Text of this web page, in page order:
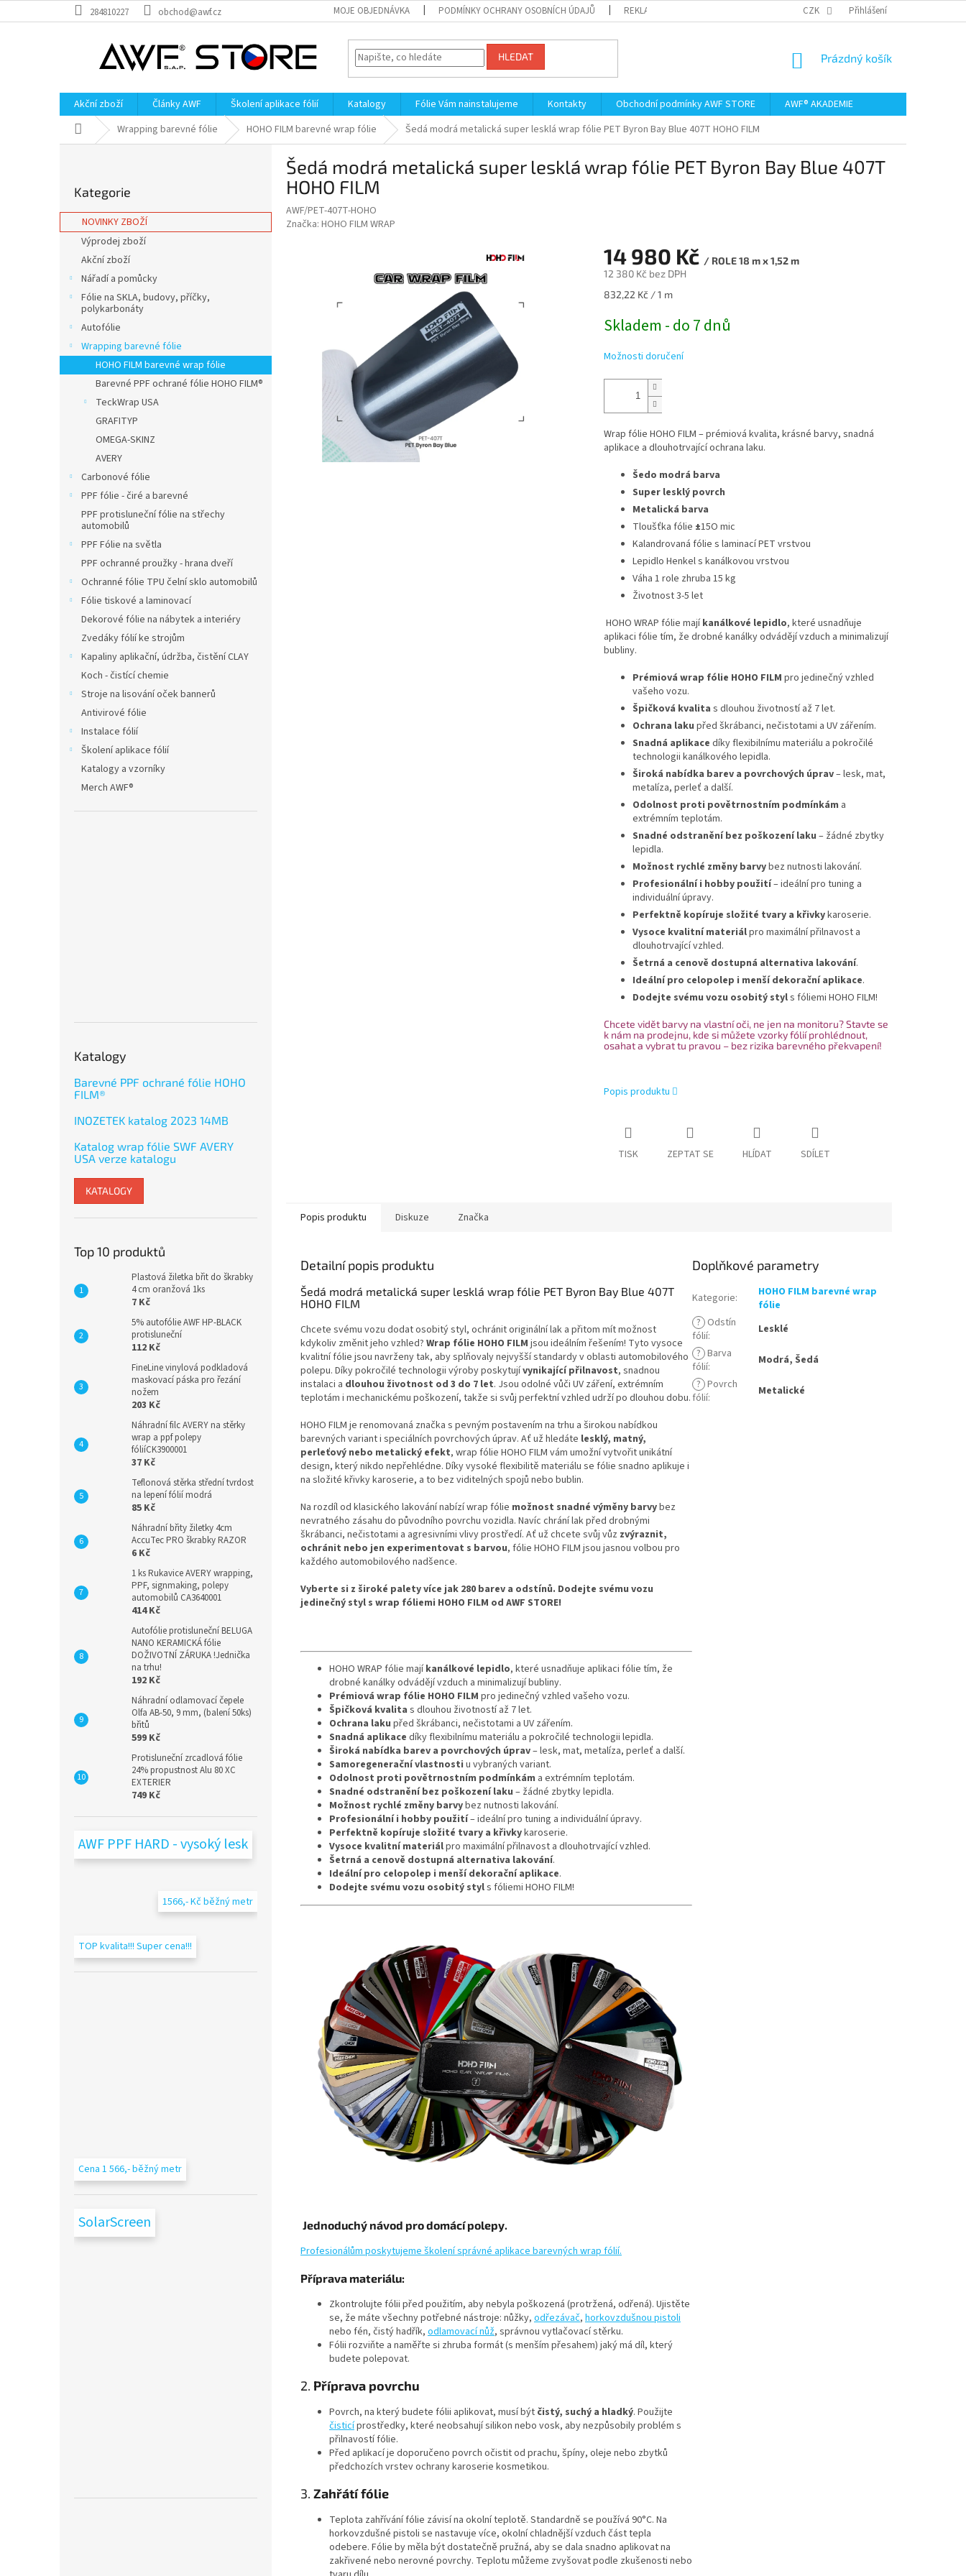
na
284810227 obchod@awf.cz MOJE OBJEDNÁVKA PODMÍNKY OCHRANY OSOBNÍCH ÚDAJŮ REKLAMACE A VRÁCENÍ ZBOŽÍ CZK Přihlášení
HLEDAT
NÁKUPNÍ
Prázdný košík
Akční zboží Články AWF Školení aplikace fólií Katalogy Fólie Vám nainstalujeme Kontakty Obchodní podmínky AWF STORE
AWF® AKADEMIE
Domů Wrapping barevné fólie HOHO FILM barevné wrap fólie Šedá modrá metalická super lesklá wrap fólie PET Byron Bay Blue 407T HOHO FILM
r
a
l
kategorie
Kategorie
NOVINKY ZBOŽÍ
Výprodej zboží
Akční zboží
Nářadí a pomůcky
Fólie na SKLA, budovy, příčky,
polykarbonáty
Autofólie
Wrapping barevné fólie
HOHO FILM barevné wrap fólie
Barevné PPF ochrané fólie HOHO FILM®
TeckWrap USA
GRAFITYP
OMEGA-SKINZ
AVERY
Carbonové fólie
PPF fólie - čiré a barevné
PPF protisluneční fólie na střechy
automobilů
PPF Fólie na světla
PPF ochranné proužky - hrana dveří
Ochranné fólie TPU čelní sklo automobilů
Fólie tiskové a laminovací
Dekorové fólie na nábytek a interiéry
Zvedáky fólií ke strojům
Kapaliny aplikační, údržba, čistění CLAY
Koch - čistící chemie
Stroje na lisování oček bannerů
Antivirové fólie
Instalace fólií
Školení aplikace fólií
Katalogy a vzorníky
Merch AWF®
Katalogy
Barevné PPF ochrané fólie HOHO
FILM®
INOZETEK katalog 2023 14MB
Katalog wrap fólie SWF AVERY
USA verze katalogu
KATALOGY
Top 10 produktů
Plastová žiletka břit do škrabky
4 cm oranžová 1ks
7 Kč
5% autofólie AWF HP-BLACK
protisluneční
112 Kč
FineLine vinylová podkladová
maskovací páska pro řezání
nožem
203 Kč
Náhradní filc AVERY na stěrky
wrap a ppf polepy
fóliíCK3900001
37 Kč
Teflonová stěrka střední tvrdost
na lepení fólií modrá
85 Kč
Náhradní břity žiletky 4cm
AccuTec PRO škrabky RAZOR
6 Kč
1 ks Rukavice AVERY wrapping,
PPF, signmaking, polepy
automobilů CA3640001
414 Kč
Autofólie protisluneční BELUGA
NANO KERAMICKÁ fólie
DOŽIVOTNÍ ZÁRUKA !Jednička
na trhu!
192 Kč
Náhradní odlamovací čepele
Olfa AB-50, 9 mm, (balení 50ks)
břitů
599 Kč
Protisluneční zrcadlová fólie
24% propustnost Alu 80 XC
EXTERIER
749 Kč
AWF PPF HARD - vysoký lesk
TOP kvalita!!! Super cena!!!
1566,- Kč běžný metr
Cena 1 566,- běžný metr
SolarScreen
Šedá modrá metalická super lesklá wrap fólie PET Byron Bay Blue 407T
HOHO FILM
AWF/PET-407T-HOHO
Značka: HOHO FILM WRAP
14 980 Kč / ROLE 18 m x 1,52 m
12 380 Kč bez DPH
Měrná
832,22 Kč / 1 m
Skladem - do 7 dnů
Možnosti doručení
Wrap fólie HOHO FILM – prémiová kvalita, krásné barvy, snadná
aplikace a dlouhotrvající ochrana laku.
Šedo modrá barva
Super lesklý povrch
Metalická barva
Tloušťka fólie ±15O mic
Kalandrovaná fólie s laminací PET vrstvou
Lepidlo Henkel s kanálkovou vrstvou
Váha 1 role zhruba 15 kg
Životnost 3-5 let
HOHO WRAP fólie majíkanálkové lepidlo, které usnadňuje
aplikaci fólie tím, že drobné kanálky odvádějí vzduch a minimalizují
bubliny.
Prémiová wrap fólie HOHO FILM pro jedinečný vzhled
vašeho vozu.
Špičková kvalita s dlouhou životností až 7 let.
Ochrana laku před škrábanci, nečistotami a UV zářením.
Snadná aplikace díky flexibilnímu materiálu a pokročilé
technologii kanálkového lepidla.
Široká nabídka barev a povrchových úprav– lesk, mat,
metalíza, perleť a další.
Odolnost proti povětrnostním podmínkám a
extrémním teplotám.
Snadné odstranění bez poškození laku – žádné zbytky
lepidla.
Možnost rychlé změny barvybez nutnosti lakování.
Profesionální i hobby použití– ideální pro tuning a
individuální úpravy.
Perfektně kopíruje složité tvary a křivkykaroserie.
Vysoce kvalitní materiálpro maximální přilnavost a
dlouhotrvající vzhled.
Šetrná a cenově dostupná alternativa lakování.
Ideální pro celopolep i menší dekorační aplikace.
Dodejte svému vozu osobitý styls fóliemi HOHO FILM!
Chcete vidět barvy na vlastní oči, ne jen na monitoru? Stavte se
k nám na prodejnu, kde si můžete vzorky fólií prohlédnout,
osahat a vybrat tu pravou – bez rizika barevného překvapení!
Popis produktu
TISK ZEPTAT SE HLÍDAT SDÍLET
Popis produktu Diskuze Značka
Detailní popis produktu
Šedá modrá metalická super lesklá wrap fólie PET Byron Bay Blue 407T
HOHO FILM
Chcete svému vozu dodat osobitý styl, ochránit originální lak a přitom mít možnost
kdykoliv změnit jeho vzhled? Wrap fólie HOHO FILM jsou ideálním řešením! Tyto vysoce
kvalitní fólie jsou navrženy tak, aby splňovaly nejvyšší standardy v oblasti automobilového
polepu. Díky pokročilé technologii výroby poskytujívynikající přilnavost, snadnou
instalaci a dlouhou životnost od 3 do 7 let. Jsou odolné vůči UV záření, extrémním
teplotám i mechanickému poškození, takže si svůj perfektní vzhled udrží po dlouhou dobu.
HOHO FILM je renomovaná značka s pevným postavením na trhu a širokou nabídkou
barevných variant i speciálních povrchových úprav. Ať už hledáte lesklý, matný,
perleťový nebo metalický efekt, wrap fólie HOHO FILM vám umožní vytvořit unikátní
design, který nikdo nepřehlédne. Díky vysoké flexibilitě materiálu se fólie snadno aplikuje i
na složité křivky karoserie, a to bez viditelných spojů nebo bublin.
Na rozdíl od klasického lakování nabízí wrap fólie možnost snadné výměny barvybez
nevratného zásahu do původního povrchu vozidla. Navíc chrání lak před drobnými
škrábanci, nečistotami a agresivními vlivy prostředí. Ať už chcete svůj vůz zvýraznit,
ochránit nebo jen experimentovat s barvou, fólie HOHO FILM jsou jasnou volbou pro
každého automobilového nadšence.
Vyberte si z široké palety více jak 280 barev a odstínů. Dodejte svému vozu
jedinečný styl s wrap fóliemi HOHO FILM od AWF STORE!
HOHO WRAP fólie majíkanálkové lepidlo, které usnadňuje aplikaci fólie tím, že
drobné kanálky odvádějí vzduch a minimalizují bubliny.
Prémiová wrap fólie HOHO FILM pro jedinečný vzhled vašeho vozu.
Špičková kvalita s dlouhou životností až 7 let.
Ochrana laku před škrábanci, nečistotami a UV zářením.
Snadná aplikace díky flexibilnímu materiálu a pokročilé technologii lepidla.
Široká nabídka barev a povrchových úprav– lesk, mat, metalíza, perleť a další.
Samoregenerační vlastnosti u vybraných variant.
Odolnost proti povětrnostním podmínkám a extrémním teplotám.
Snadné odstranění bez poškození laku – žádné zbytky lepidla.
Možnost rychlé změny barvybez nutnosti lakování.
Profesionální i hobby použití– ideální pro tuning a individuální úpravy.
Perfektně kopíruje složité tvary a křivkykaroserie.
Vysoce kvalitní materiálpro maximální přilnavost a dlouhotrvající vzhled.
Šetrná a cenově dostupná alternativa lakování.
Ideální pro celopolep i menší dekorační aplikace.
Dodejte svému vozu osobitý styls fóliemi HOHO FILM!
Jednoduchý návod pro domácí polepy.
Profesionálům poskytujeme školení správné aplikace barevných wrap fólií.
Příprava materiálu:
Zkontrolujte fólii před použitím, aby nebyla poškozená (protržená, odřená). Ujistěte
se, že máte všechny potřebné nástroje: nůžky, odřezávač, horkovzdušnou pistoli
nebo fén, čistý hadřík, odlamovací nůž, správnou vytlačovací stěrku.
Fólii rozviňte a naměřte si zhruba formát (s menším přesahem) jaký má díl, který
budete polepovat.
2. Příprava povrchu
Povrch, na který budete fólii aplikovat, musí být čistý, suchý a hladký. Použijte
čisticíprostředky, které neobsahují silikon nebo vosk, aby nezpůsobily problém s
přilnavostí fólie.
Před aplikací je doporučeno povrch očistit od prachu, špíny, oleje nebo zbytků
předchozích vrstev ochrany karoserie kosmetikou.
3. Zahřátí fólie
Teplota zahřívání fólie závisí na okolní teplotě. Standardně se používá 90°C. Na
horkovzdušné pistoli se nastavuje více, okolní chladnější vzduch část tepla
odebere. Fólie by měla být dostatečně pružná, aby se dala snadno aplikovat na
zakřivené nebo nerovné povrchy. Teplotu můžeme zvyšovat podle zkušenosti nebo
Doplňkové parametry
Kategorie:
HOHO FILM barevné wrap
fólie
? Odstín
fólií:
Lesklé
? Barva
fólií:
Modrá, Šedá
? Povrch
fólií: Metalické